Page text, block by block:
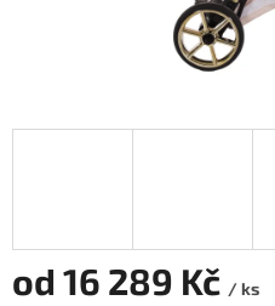
od 16 289 Kč / ks